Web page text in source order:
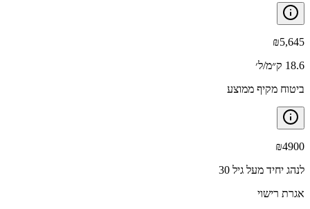
₪5,645
18.6 ק״מ/ל׳
ביטוח מקיף ממוצע
₪4900
לנהג יחיד מעל גיל 30
אגרת רישוי